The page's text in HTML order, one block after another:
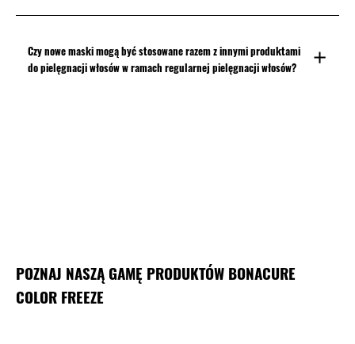
Czy nowe maski mogą być stosowane razem z innymi produktami
do pielęgnacji włosów w ramach regularnej pielęgnacji włosów?
POZNAJ NASZĄ GAMĘ PRODUKTÓW BONACURE
COLOR FREEZE